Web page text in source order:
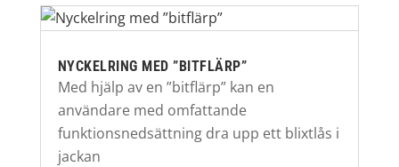
NYCKELRING MED ”BITFLÄRP”
Med hjälp av en ”bitflärp” kan en
användare med omfattande
funktionsnedsättning dra upp ett blixtlås i
jackan